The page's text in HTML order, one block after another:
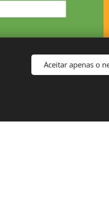
Aceitar apenas o